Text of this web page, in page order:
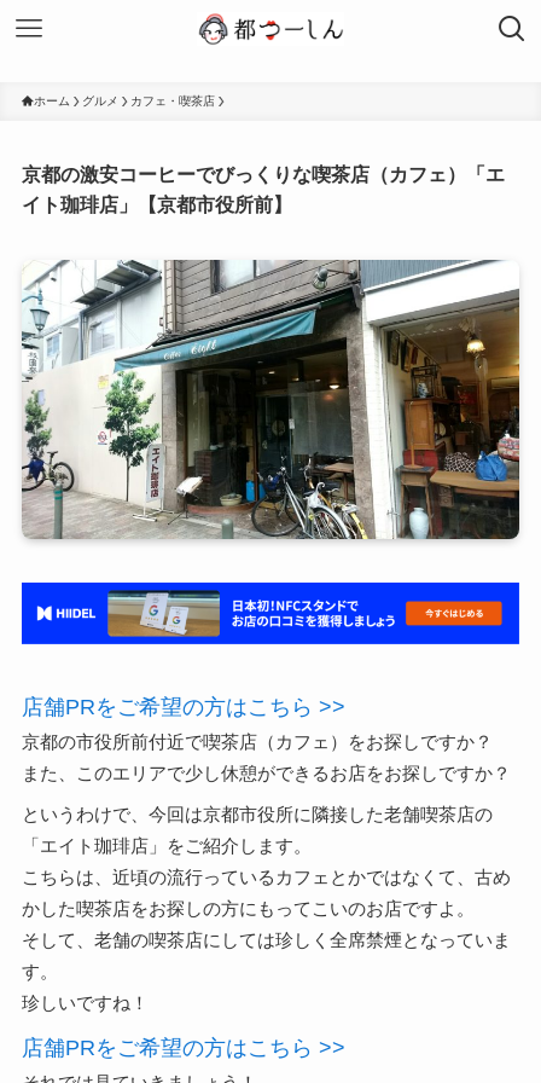
ホーム グルメ カフェ・喫茶店
京都の激安コーヒーでびっくりな喫茶店（カフェ）「エ
イト珈琲店」【京都市役所前】
店舗PRをご希望の方はこちら >>
京都の市役所前付近で喫茶店（カフェ）をお探しですか？
また、このエリアで少し休憩ができるお店をお探しですか？
というわけで、今回は京都市役所に隣接した老舗喫茶店の
「エイト珈琲店」をご紹介します。
こちらは、近頃の流行っているカフェとかではなくて、古め
かした喫茶店をお探しの方にもってこいのお店ですよ。
そして、老舗の喫茶店にしては珍しく全席禁煙となっていま
す。
珍しいですね！
店舗PRをご希望の方はこちら >>